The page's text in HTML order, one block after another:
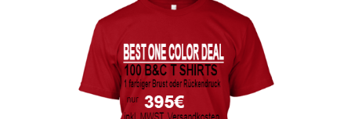
Akbash Hunde T-Shirts Kaufen selber gestalten und
Akbash Hunde T-Shirts Kaufen selber gestalten und